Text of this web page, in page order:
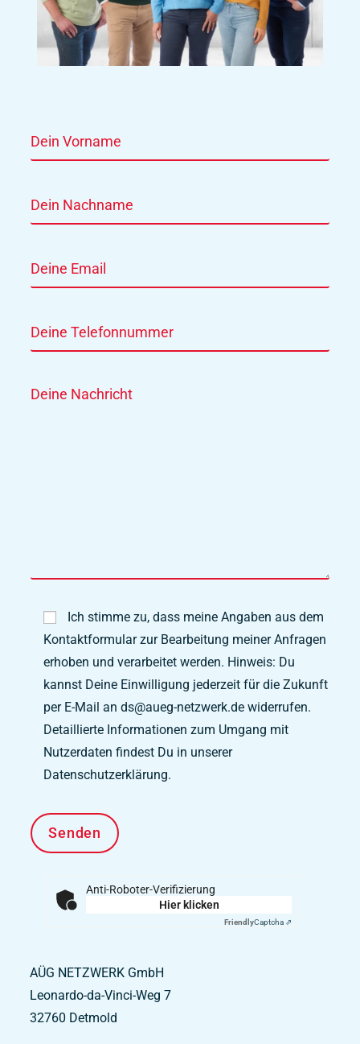
Ich stimme zu, dass meine Angaben aus dem
Kontaktformular zur Bearbeitung meiner Anfragen
erhoben und verarbeitet werden. Hinweis: Du
kannst Deine Einwilligung jederzeit für die Zukunft
per E-Mail an ds@aueg-netzwerk.de widerrufen.
Detaillierte Informationen zum Umgang mit
Nutzerdaten findest Du in unserer
Datenschutzerklärung.
Anti-Roboter-Verifizierung
Hier klicken
FriendlyCaptcha ⇗
AÜG NETZWERK GmbH
Leonardo-da-Vinci-Weg 7
32760 Detmold